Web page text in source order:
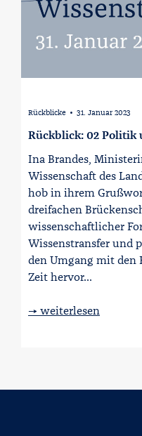
Rückblicke ∙ 31. Januar 2023
Rückblick: 02 Politik
Ina Brandes,
Wissenschaft des
hob in ihrem
dreifachen
wissenschaftlicher
Wissenstransfer und
den Umgang mit den
Zeit hervor...
→ weiterlesen